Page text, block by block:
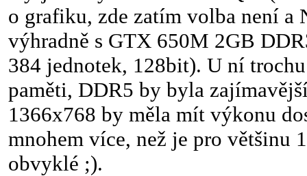
o grafiku, zde zatím volba není a
výhradně s GTX 650M 2GB
384 jednotek, 128bit). U ní
paměti, DDR5 by byla
1366x768 by měla mít výkonu
mnohem více, než je pro většinu
obvyklé ;).